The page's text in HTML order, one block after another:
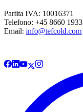
Partita IVA: 10016371
Telefono: +45 8660 1933
Email: info@tefcold.com